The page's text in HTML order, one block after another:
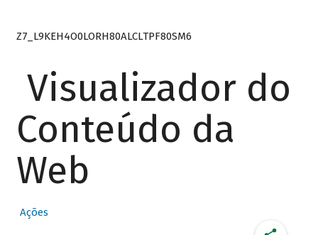
Z7_L9KEH4O0LORH80ALCLTPF80SM6
Visualizador do
Conteúdo da
Web
Ações